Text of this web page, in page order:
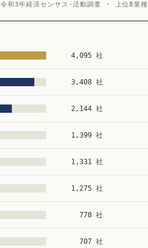
令和3年経済センサス‐活動調査 · 上位8業種
4,095 社
3,408 社
2,144 社
1,399 社
1,331 社
1,275 社
778 社
707 社